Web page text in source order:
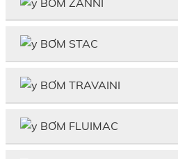
BƠM STAC
BƠM TRAVAINI
BƠM FLUIMAC